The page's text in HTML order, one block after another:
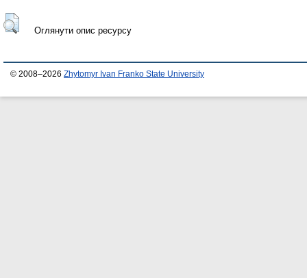
Оглянути опис ресурсу
© 2008–2026 Zhytomyr Ivan Franko State University